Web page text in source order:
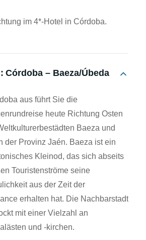
im 4*-Hotel in Córdoba.
Córdoba – Baeza/Úbeda
aus führt Sie die
heute Richtung Osten
Baeza und
der Provinz Jaén. Baeza ist ein
Kleinod, das sich abseits
Touristenströme seine
aus der Zeit der
erhalten hat. Die Nachbarstadt
mit einer Vielzahl an
und -kirchen.